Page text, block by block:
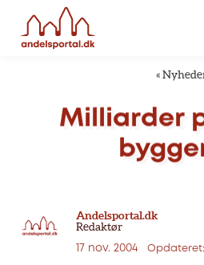
«
Milliarder
Andelsportal.dk
Redaktør
17 nov. 2004 Opdateret: